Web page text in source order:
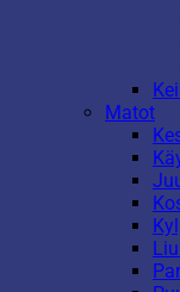
Matot